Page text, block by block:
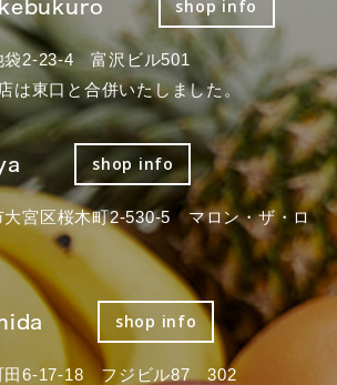
shop info
袋2-23-4 富沢ビル501
は東口と合併いたしました。
shop info
大宮区桜木町2-530-5 マロン・ザ・ロ
shop info
田6-17-18 フジビル87 302